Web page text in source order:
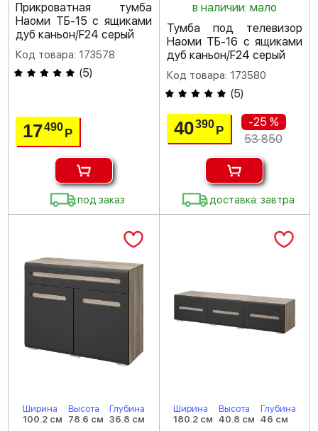
Прикроватная тумба
Наоми ТБ-15 с ящиками
дуб каньон/F24 серый
Код товара: 173578
(5)
17490Р
под заказ
в наличии: мало
Тумба под телевизор
Наоми ТБ-16 с ящиками
дуб каньон/F24 серый
Код товара: 173580
(5)
40390 Р
-25 %
53 850
доставка: завтра
Ширина
100.2 см
Высота
78.6 см
Глубина
36.8 см
Ширина
180.2 см
Высота
40.8 см
Глубина
46 см